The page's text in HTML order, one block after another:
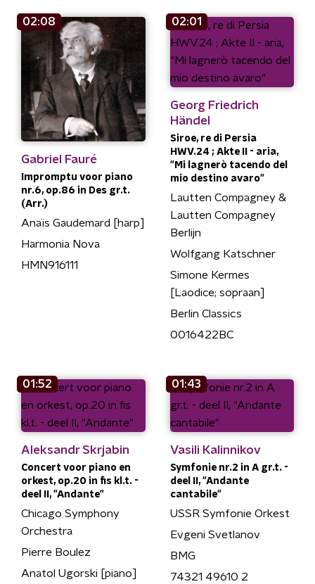
02:08
Gabriel Fauré
Impromptu voor piano
nr.6, op.86 in Des gr.t.
(Arr.)
Anaïs Gaudemard [harp]
Harmonia Nova
HMN916111
02:01
Georg Friedrich
Händel
Siroe, re di Persia
HWV.24 ; Akte II - aria,
"Mi lagnerò tacendo del
mio destino avaro"
Lautten Compagney &
Lautten Compagney
Berlijn
Wolfgang Katschner
Simone Kermes
[Laodice; sopraan]
Berlin Classics
0016422BC
01:52
Aleksandr Skrjabin
Concert voor piano en
orkest, op.20 in fis kl.t. -
deel II, "Andante"
Chicago Symphony
Orchestra
Pierre Boulez
Anatol Ugorski [piano]
01:43
Vasili Kalinnikov
Symfonie nr.2 in A gr.t. -
deel II, "Andante
cantabile"
USSR Symfonie Orkest
Evgeni Svetlanov
BMG
74321 49610 2